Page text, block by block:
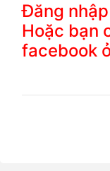
Đăng
Hoặc bạn
facebook